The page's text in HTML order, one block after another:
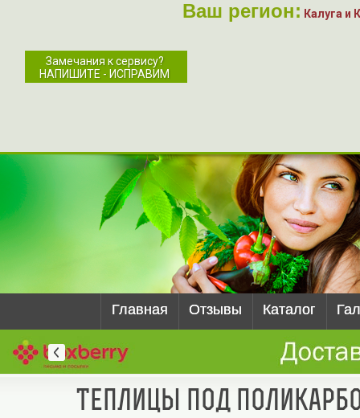
Ваш регион: Калуга и
Замечания к сервису?
НАПИШИТЕ - ИСПРАВИМ
Главная Отзывы Каталог
Теплицы под